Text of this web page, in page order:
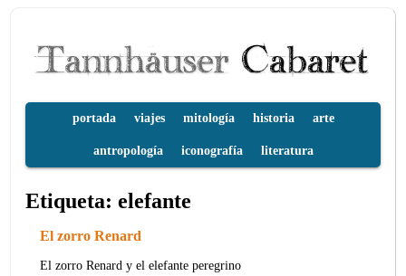
portada viajes mitología historia arte
antropología iconografía literatura
Etiqueta:elefante
El zorro Renard
El zorro Renard y el elefante peregrino